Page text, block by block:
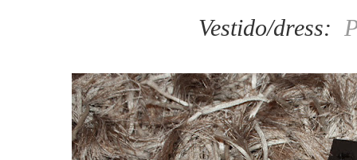
Vestido/dress: